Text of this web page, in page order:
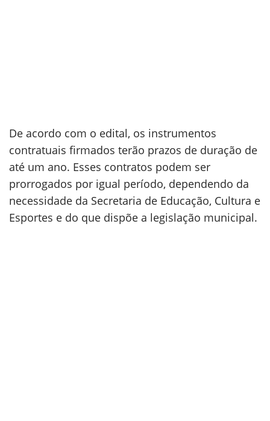
De acordo com o edital, os instrumentos
contratuais firmados terão prazos de duração de
até um ano. Esses contratos podem ser
prorrogados por igual período, dependendo da
necessidade da Secretaria de Educação, Cultura e
Esportes e do que dispõe a legislação municipal.